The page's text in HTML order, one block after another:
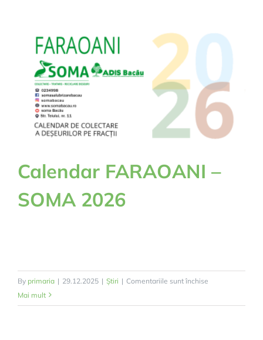
Calendar FARAOANI –
SOMA 2026
By primaria | 29.12.2025 | Știri | Comentariile sunt închise
FARAOANI
Mai mult